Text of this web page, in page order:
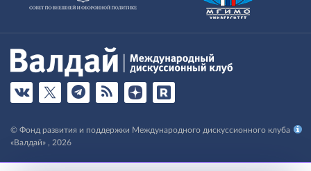
© Фонд развития и поддержки Международного дискуссионного клуба
«Валдай» , 2026